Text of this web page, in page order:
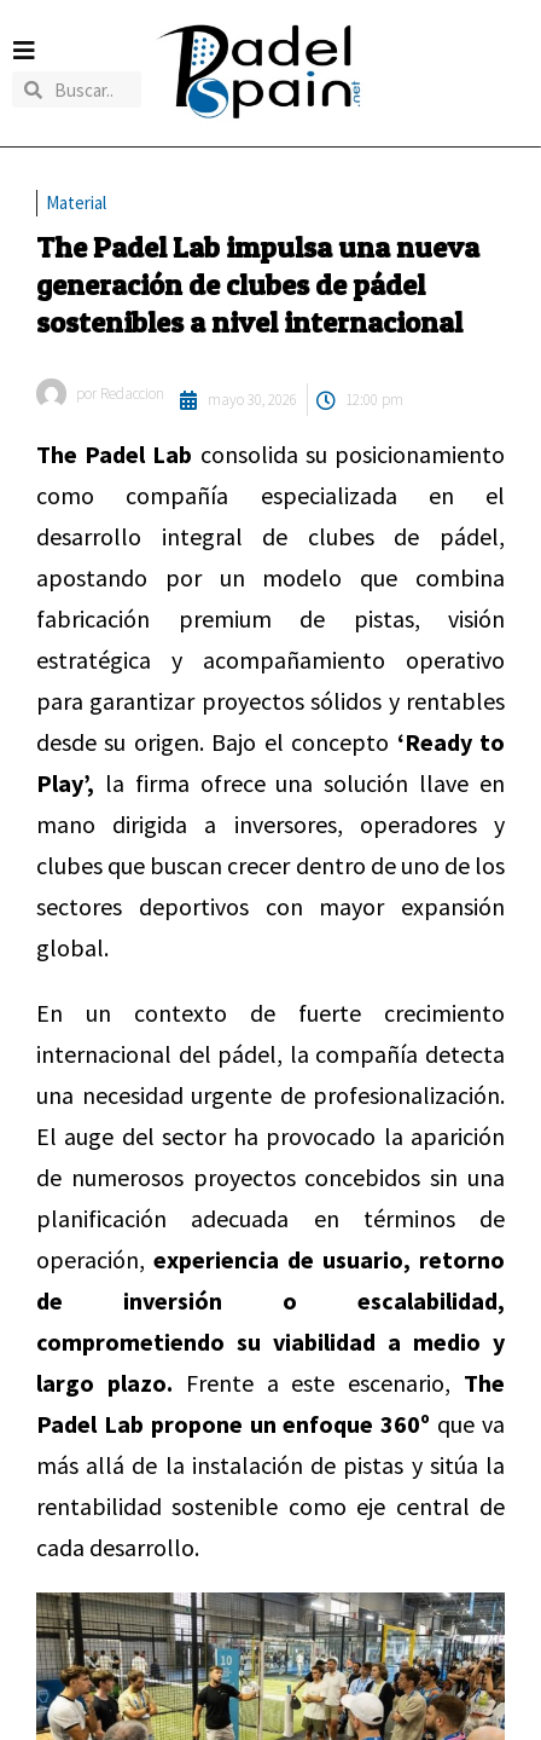
Material
The Padel Lab impulsa una nueva
generación de clubes de pádel
sostenibles a nivel internacional
por Redaccion mayo 30, 2026 12:00 pm
The Padel Lab consolida su posicionamiento
como compañía especializada en el
desarrollo integral de clubes de pádel,
apostando por un modelo que combina
fabricación premium de pistas, visión
estratégica y acompañamiento operativo
para garantizar proyectos sólidos y rentables
desde su origen. Bajo el concepto ‘Ready to
Play’, la firma ofrece una solución llave en
mano dirigida a inversores, operadores y
clubes que buscan crecer dentro de uno de los
sectores deportivos con mayor expansión
global.
En un contexto de fuerte crecimiento
internacional del pádel, la compañía detecta
una necesidad urgente de profesionalización.
El auge del sector ha provocado la aparición
de numerosos proyectos concebidos sin una
planificación adecuada en términos de
operación, experiencia de usuario, retorno
de inversión o escalabilidad,
comprometiendo su viabilidad a medio y
largo plazo. Frente a este escenario, The
Padel Lab propone un enfoque 360º que va
más allá de la instalación de pistas y sitúa la
rentabilidad sostenible como eje central de
cada desarrollo.